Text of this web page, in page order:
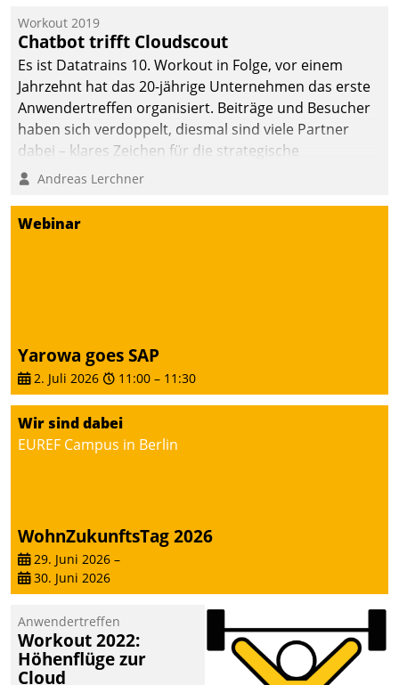
Quartier. Dazwischen
zeigte Datatrain, was es
Neues zu bieten hat.
Workout 2019
Chatbot trifft Cloudscout
Es ist Datatrains 10. Workout in Folge, vor einem
Jahrzehnt hat das 20-jährige Unternehmen das erste
Anwendertreffen organisiert. Beiträge und Besucher
haben sich verdoppelt, diesmal sind viele Partner
dabei – klares Zeichen für die strategische
Fokussierung auf den Kunden.
Andreas Lerchner
Webinar
Yarowa goes SAP
2. Juli 2026 11:00 – 11:30
Wir sind dabei
EUREF Campus in Berlin
WohnZukunftsTag 2026
29. Juni 2026 –
30. Juni 2026
Anwendertreffen
Workout 2022:
Höhenflüge zur
Cloud